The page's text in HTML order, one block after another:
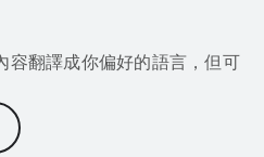
翻譯成你偏好的語言，但可